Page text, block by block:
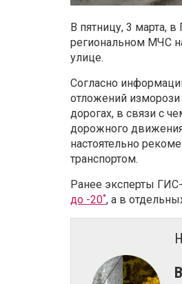
В пятницу, 3 марта,
региональном МЧС
улице.
Согласно
отложений
дорогах, в связи с
дорожного
настоятельно
транспортом.
Ранее эксперты
до -20˚, а в